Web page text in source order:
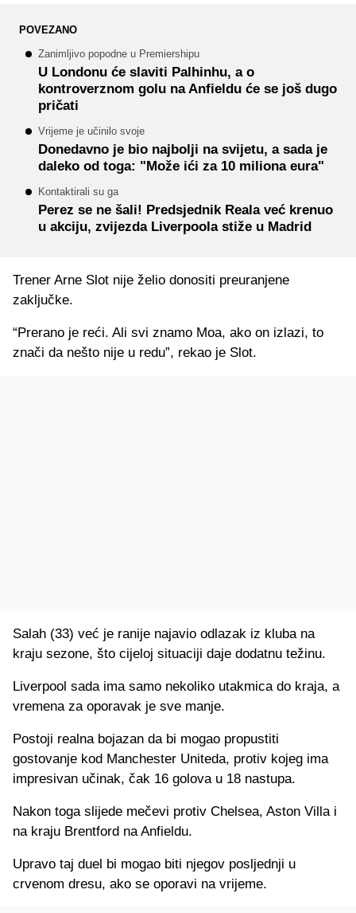
POVEZANO
Zanimljivo popodne u Premiershipu
U Londonu će slaviti Palhinhu, a o
kontroverznom golu na Anfieldu će se još dugo
pričati
Vrijeme je učinilo svoje
Donedavno je bio najbolji na svijetu, a sada je
daleko od toga: "Može ići za 10 miliona eura"
Kontaktirali su ga
Perez se ne šali! Predsjednik Reala već krenuo
u akciju, zvijezda Liverpoola stiže u Madrid
Trener Arne Slot nije želio donositi preuranjene
zaključke.
“Prerano je reći. Ali svi znamo Moa, ako on izlazi, to
znači da nešto nije u redu”, rekao je Slot.
Salah (33) već je ranije najavio odlazak iz kluba na
kraju sezone, što cijeloj situaciji daje dodatnu težinu.
Liverpool sada ima samo nekoliko utakmica do kraja, a
vremena za oporavak je sve manje.
Postoji realna bojazan da bi mogao propustiti
gostovanje kod Manchester Uniteda, protiv kojeg ima
impresivan učinak, čak 16 golova u 18 nastupa.
Nakon toga slijede mečevi protiv Chelsea, Aston Villa i
na kraju Brentford na Anfieldu.
Upravo taj duel bi mogao biti njegov posljednji u
crvenom dresu, ako se oporavi na vrijeme.